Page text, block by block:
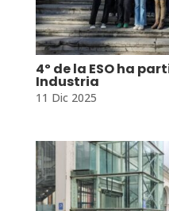
4º de la ESO ha
Industria
11 Dic 2025